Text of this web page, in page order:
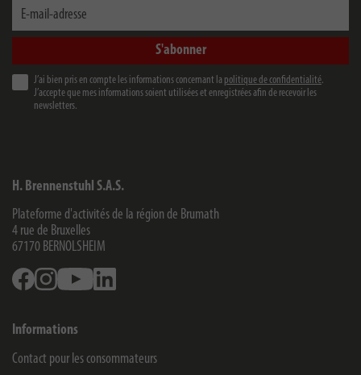
E-mail-adresse
S'abonner
J’ai bien pris en compte les informations concernant la politique de confidentialité.
J’accepte que mes informations soient utilisées et enregistrées afin de recevoir les
newsletters.
H. Brennenstuhl S.A.S.
Plateforme d'activités de la région de Brumath
4 rue de Bruxelles
67170 BERNOLSHEIM
FacebookInstagramYoutube
Informations
Contact pour les consommateurs